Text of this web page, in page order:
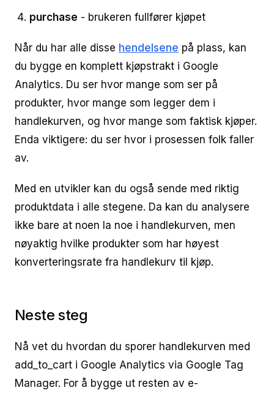
purchase - brukeren fullfører kjøpet
Når du har alle disse hendelsene på plass, kan
du bygge en komplett kjøpstrakt i Google
Analytics. Du ser hvor mange som ser på
produkter, hvor mange som legger dem i
handlekurven, og hvor mange som faktisk kjøper.
Enda viktigere: du ser hvor i prosessen folk faller
av.
Med en utvikler kan du også sende med riktig
produktdata i alle stegene. Da kan du analysere
ikke bare at noen la noe i handlekurven, men
nøyaktig hvilke produkter som har høyest
konverteringsrate fra handlekurv til kjøp.
Neste steg
Nå vet du hvordan du sporer handlekurven med
add_to_cart i Google Analytics via Google Tag
Manager. For å bygge ut resten av e-